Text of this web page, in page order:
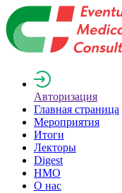
Авторизация
Главная страница
Мероприятия
Итоги
Лекторы
Digest
НМО
О нас